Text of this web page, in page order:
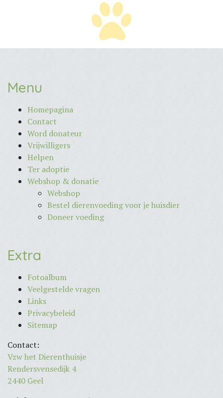
Menu
Homepagina
Contact
Word donateur
Vrijwilligers
Helpen
Ter adoptie
Webshop & donatie
Webshop
Bestel dierenvoeding voor je huisdier
Doneer voeding
Extra
Fotoalbum
Veelgestelde vragen
Links
Privacybeleid
Sitemap
Contact:
Vzw het Dierenthuisje
Rendersvensedijk 4
2440 Geel